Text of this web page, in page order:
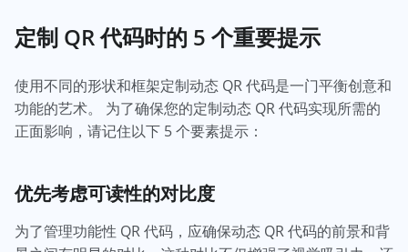
定制 QR 代码时的 5 个重要提示
使用不同的形状和框架定制动态 QR 代码是一门平衡创意和
功能的艺术。 为了确保您的定制动态 QR 代码实现所需的
正面影响，请记住以下 5 个要素提示：
优先考虑可读性的对比度
为了管理功能性 QR 代码，应确保动态 QR 代码的前景和背